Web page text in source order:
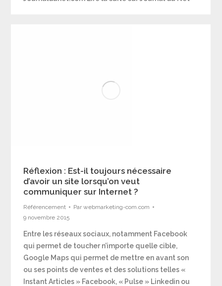
Réflexion : Est-il toujours nécessaire
d’avoir un site lorsqu’on veut
communiquer sur Internet ?
Référencement Parwebmarketing-com.com
9 novembre 2015
Entre les réseaux sociaux, notamment Facebook
qui permet de toucher n’importe quelle cible,
Google Maps qui permet de mettre en avant son
ou ses points de ventes et des solutions telles «
Instant Articles » Facebook, « Pulse » Linkedin ou